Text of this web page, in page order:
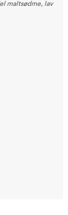
maltsødme, lav